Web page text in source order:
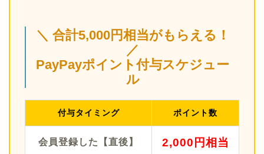
＼ 合計5,000円相当がもらえる！
／
PayPayポイント付与スケジュー
ル
付与タイミング ポイント数
会員登録した【直後】 2,000円相当